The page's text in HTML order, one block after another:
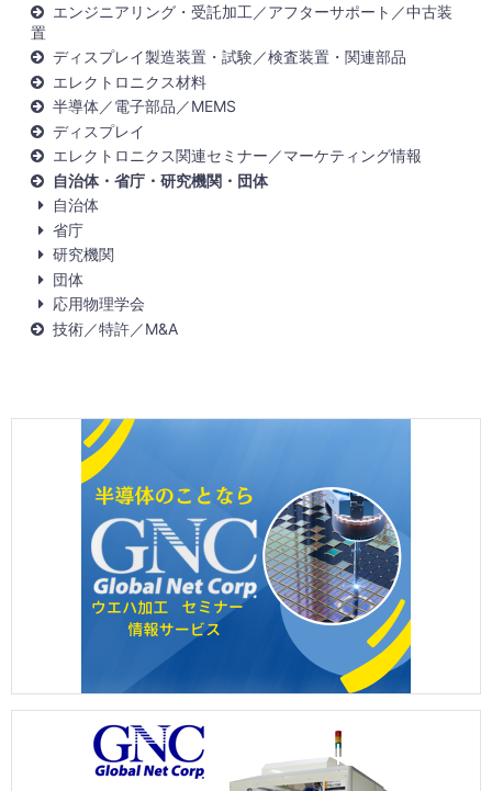
エンジニアリング・受託加工／アフターサポート／中古装
置
ディスプレイ製造装置・試験／検査装置・関連部品
エレクトロニクス材料
半導体／電子部品／MEMS
ディスプレイ
エレクトロニクス関連セミナー／マーケティング情報
自治体・省庁・研究機関・団体
自治体
省庁
研究機関
団体
応用物理学会
技術／特許／M&A